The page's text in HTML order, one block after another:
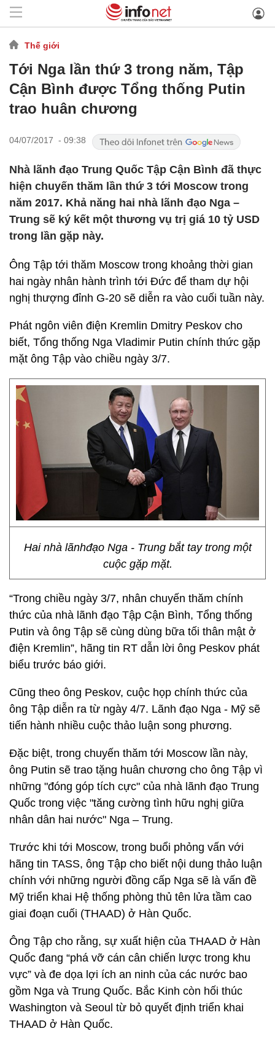
Thế giới
Tới Nga lần thứ 3 trong năm, Tập
Cận Bình được Tổng thống Putin
trao huân chương
04/07/2017 - 09:38
Nhà lãnh đạo Trung Quốc Tập Cận Bình đã thực
hiện chuyến thăm lần thứ 3 tới Moscow trong
năm 2017. Khả năng hai nhà lãnh đạo Nga –
Trung sẽ ký kết một thương vụ trị giá 10 tỷ USD
trong lần gặp này.
Ông Tập tới thăm Moscow trong khoảng thời gian
hai ngày nhân hành trình tới Đức để tham dự hội
nghị thượng đỉnh G-20 sẽ diễn ra vào cuối tuần này.
Phát ngôn viên điện Kremlin Dmitry Peskov cho
biết, Tổng thống Nga Vladimir Putin chính thức gặp
mặt ông Tập vào chiều ngày 3/7.
Hai nhà lãnhđạo Nga - Trung bắt tay trong một
cuộc gặp mặt.
“Trong chiều ngày 3/7, nhân chuyến thăm chính
thức của nhà lãnh đạo Tập Cận Bình, Tổng thống
Putin và ông Tập sẽ cùng dùng bữa tối thân mật ở
điện Kremlin”, hãng tin RT dẫn lời ông Peskov phát
biểu trước báo giới.
Cũng theo ông Peskov, cuộc họp chính thức của
ông Tập diễn ra từ ngày 4/7. Lãnh đạo Nga - Mỹ sẽ
tiến hành nhiều cuộc thảo luận song phương.
Đặc biệt, trong chuyến thăm tới Moscow lần này,
ông Putin sẽ trao tặng huân chương cho ông Tập vì
những "đóng góp tích cực" của nhà lãnh đạo Trung
Quốc trong việc "tăng cường tình hữu nghị giữa
nhân dân hai nước" Nga – Trung.
Trước khi tới Moscow, trong buổi phỏng vấn với
hãng tin TASS, ông Tập cho biết nội dung thảo luận
chính với những người đồng cấp Nga sẽ là vấn đề
Mỹ triển khai Hệ thống phòng thủ tên lửa tầm cao
giai đoạn cuối (THAAD) ở Hàn Quốc.
Ông Tập cho rằng, sự xuất hiện của THAAD ở Hàn
Quốc đang “phá vỡ cán cân chiến lược trong khu
vực” và đe dọa lợi ích an ninh của các nước bao
gồm Nga và Trung Quốc. Bắc Kinh còn hối thúc
Washington và Seoul từ bỏ quyết định triển khai
THAAD ở Hàn Quốc.